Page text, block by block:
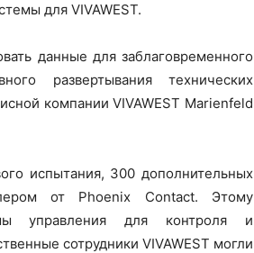
для VIVAWEST.
данные для заблаговременного
развертывания технических
компании VIVAWEST Marienfeld
испытания, 300 дополнительных
от Phoenix Contact. Этому
управления для контроля и
сотрудники VIVAWEST могли